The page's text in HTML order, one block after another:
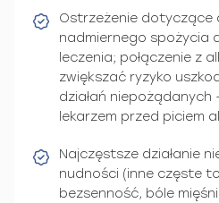
Ostrzeżenie dotyczące
nadmiernego spożycia
leczenia; połączenie z
zwiększać ryzyko
działań niepożądanych
lekarzem przed piciem
Najczęstsze działanie
nudności (inne częste
bezsenność, bóle